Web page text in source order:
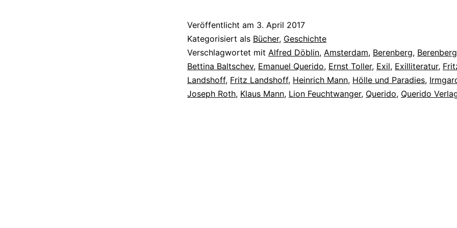
Veröffentlicht am 3. April 2017
Kategorisiert als Bücher, Geschichte
Verschlagwortet mit Alfred Döblin, Amsterdam, Berenberg,
Bettina Baltschev, Emanuel Querido, Ernst Toller, Exil, Exilliteratur,
Landshoff, Fritz Landshoff, Heinrich Mann, Hölle und Paradies,
Joseph Roth, Klaus Mann, Lion Feuchtwanger, Querido, Querido